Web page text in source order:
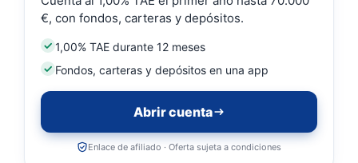
€, con fondos, carteras y depósitos.
1,00% TAE durante 12 meses
Fondos, carteras y depósitos en una app
Abrir cuenta
Enlace de afiliado · Oferta sujeta a condiciones